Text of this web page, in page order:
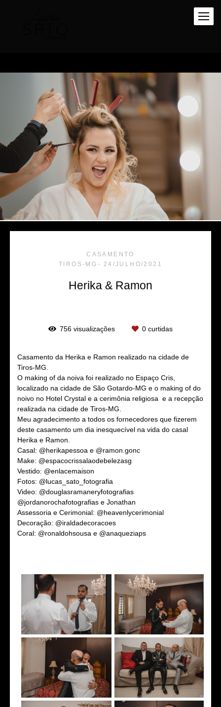
CASAMENTO
TIROS-MG
24/JULHO/2021
Herika & Ramon
756 visualizações 0 curtidas
Casamento da Herika e Ramon realizado na cidade de
Tiros-MG.
O making of da noiva foi realizado no Espaço Cris,
localizado na cidade de São Gotardo-MG e o making of do
noivo no Hotel Crystal e a cerimônia religiosa e a recepção
realizada na cidade de Tiros-MG.
Meu agradecimento a todos os fornecedores que fizerem
deste casamento um dia inesquecível na vida do casal
Herika e Ramon.
Casal: @herikapessoa e @ramon.gonc
Make: @espacocrissalaodebelezasg
Vestido: @enlacemaison
Fotos: @lucas_sato_fotografia
Video: @douglasramaneryfotografias
@jordanorochafotografias e Jonathan
Assessoria e Cerimonial: @heavenlycerimonial
Decoração: @iraldadecoracoes
Coral: @ronaldohsousa e @anaqueziaps